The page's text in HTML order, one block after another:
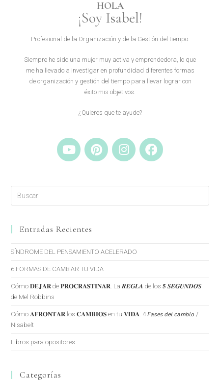
HOLA
¡Soy Isabel!
Profesional de la Organización y de la Gestión del tiempo.
Siempre he sido una mujer muy activa y emprendedora, lo que
me ha llevado a investigar en profundidad diferentes formas
de organización y gestión del tiempo para llevar lograr con
éxito mis objetivos.
¿Quieres que te ayude?
Entradas Recientes
SÍNDROME DEL PENSAMIENTO ACELERADO
6 FORMAS DE CAMBIAR TU VIDA
Cómo 𝐃𝐄𝐉𝐀𝐑 de 𝐏𝐑𝐎𝐂𝐑𝐀𝐒𝐓𝐈𝐍𝐀𝐑. La 𝑹𝑬𝑮𝑳𝑨 de los 𝟓 𝑺𝑬𝑮𝑼𝑵𝑫𝑶𝑺
de Mel Robbins
Cómo 𝐀𝐅𝐑𝐎𝐍𝐓𝐀𝐑 los 𝐂𝐀𝐌𝐁𝐈𝐎𝐒 en tu 𝐕𝐈𝐃𝐀. 4 𝘍𝘢𝘴𝘦𝘴 𝘥𝘦𝘭 𝘤𝘢𝘮𝘣𝘪𝘰 /
Nisabelt
Libros para opositores
Categorías